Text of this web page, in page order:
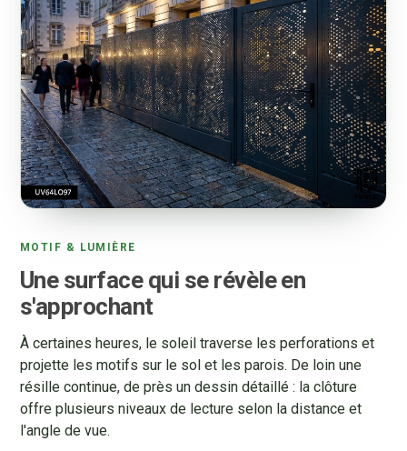
MOTIF & LUMIÈRE
Une surface qui se révèle en
s'approchant
À certaines heures, le soleil traverse les perforations et
projette les motifs sur le sol et les parois. De loin une
résille continue, de près un dessin détaillé : la clôture
offre plusieurs niveaux de lecture selon la distance et
l'angle de vue.